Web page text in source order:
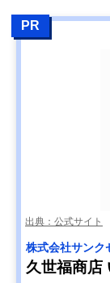
PR
出典：公式サイト
株式会社サンク
久世福商店